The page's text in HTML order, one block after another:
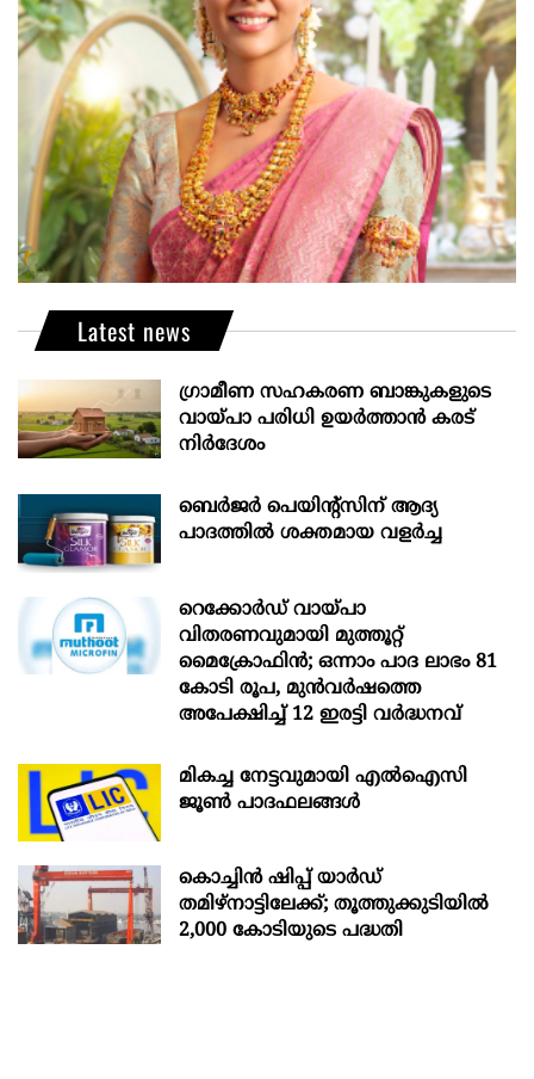
Latest news
ഗ്രാമീണ സഹകരണ ബാങ്കുകളുടെ
വായ്പാ പരിധി ഉയർത്താൻ കരട്
നിർദേശം
ബെർജർ പെയിന്റ്സിന് ആദ്യ
പാദത്തിൽ ശക്തമായ വളർച്ച
റെക്കോർഡ് വായ്പാ
വിതരണവുമായി മുത്തൂറ്റ്
മൈക്രോഫിൻ; ഒന്നാം പാദ ലാഭം 81
കോടി രൂപ, മുൻവർഷത്തെ
അപേക്ഷിച്ച് 12 ഇരട്ടി വർദ്ധനവ്
മികച്ച നേട്ടവുമായി എൽഐസി
ജൂൺ പാദഫലങ്ങൾ
കൊച്ചിന്‍ ഷിപ്പ് യാർഡ്
തമിഴ്നാട്ടിലേക്ക്; തൂത്തുക്കുടിയിൽ
2,000 കോടിയുടെ പദ്ധതി